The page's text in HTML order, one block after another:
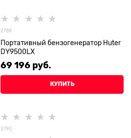
2789
Портативный бензогенератор Huter
DY9500LX
69 196 руб.
КУПИТЬ
2790